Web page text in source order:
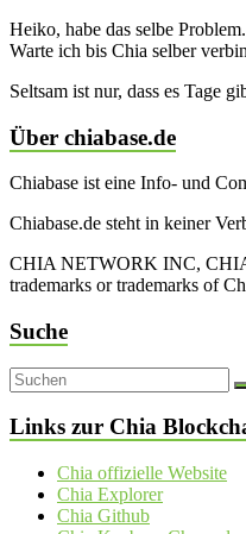
Heiko, habe das selbe
Warte ich bis Chia selber
Seltsam ist nur, dass es Tage
Über chiabase.de
Chiabase ist eine Info- und
Chiabase.de steht in keiner
CHIA NETWORK INC,
trademarks or trademarks of
Suche
Links zur Chia
Chia offizielle Website
Chia Explorer
Chia Github